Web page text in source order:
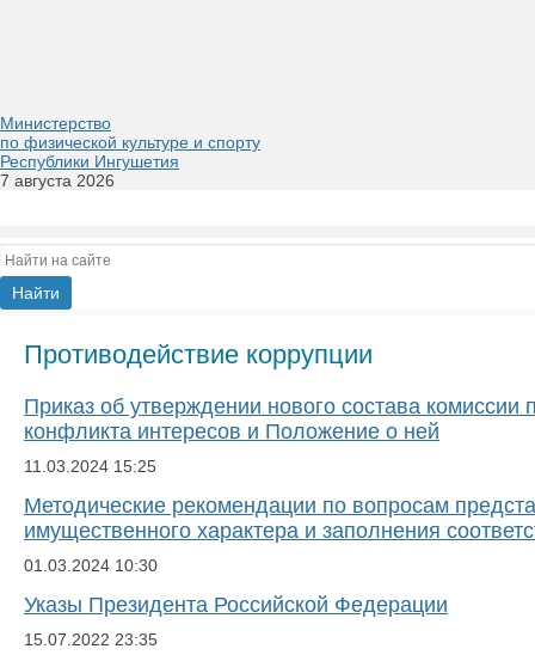
Министерство
по физической культуре и спорту
Республики Ингушетия
7 августа 2026
Противодействие коррупции
Приказ об утверждении нового состава
конфликта интересов и Положение о ней
11.03.2024 15:25
Методические рекомендации по вопросам
имущественного характера и заполнения
01.03.2024 10:30
Указы Президента Российской Федерации
15.07.2022 23:35